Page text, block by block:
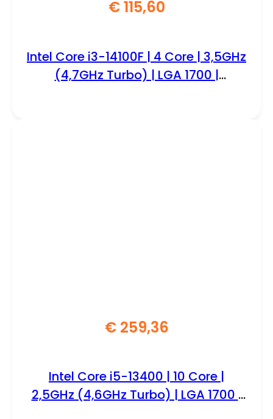
€115,60
Intel Core i3-14100F | 4 Core | 3,5GHz
(4,7GHz Turbo) | LGA 1700 |
€259,36
Intel Core i5-13400 | 10 Core |
2,5GHz (4,6GHz Turbo) | LGA 1700 |